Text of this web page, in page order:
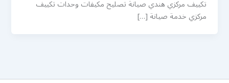
تكييف مركزي هندي صيانة تصليح مكيفات وحدات تكييف
مركزي خدمة صيانة […]